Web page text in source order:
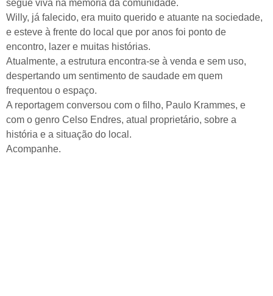
segue viva na memória da comunidade.
Willy, já falecido, era muito querido e atuante na sociedade,
e esteve à frente do local que por anos foi ponto de
encontro, lazer e muitas histórias.
Atualmente, a estrutura encontra-se à venda e sem uso,
despertando um sentimento de saudade em quem
frequentou o espaço.
A reportagem conversou com o filho, Paulo Krammes, e
com o genro Celso Endres, atual proprietário, sobre a
história e a situação do local.
Acompanhe.